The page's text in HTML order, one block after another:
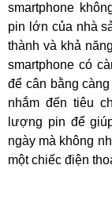
smartphone
pin lớn của nhà
thành và khả
smartphone có
để cân bằng
nhắm đến tiêu
lượng pin để
ngày mà không
một chiếc điện